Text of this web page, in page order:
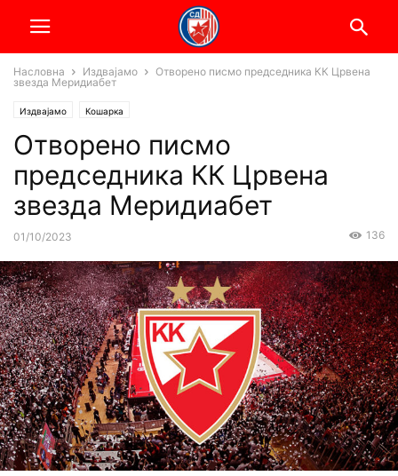
Насловна Издвајамо
Отворено писмо председника КК Црвена
звезда Меридиабет
Издвајамо Кошарка
Отворено писмо
председника КК Црвена
звезда Меридиабет
01/10/2023 136